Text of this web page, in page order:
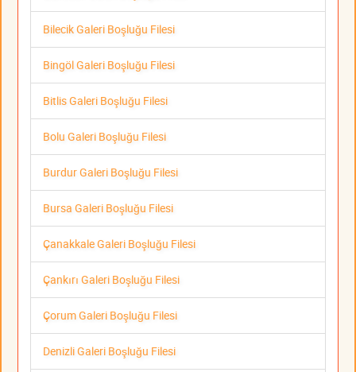
Bilecik Galeri Boşluğu Filesi
Bingöl Galeri Boşluğu Filesi
Bitlis Galeri Boşluğu Filesi
Bolu Galeri Boşluğu Filesi
Burdur Galeri Boşluğu Filesi
Bursa Galeri Boşluğu Filesi
Çanakkale Galeri Boşluğu Filesi
Çankırı Galeri Boşluğu Filesi
Çorum Galeri Boşluğu Filesi
Denizli Galeri Boşluğu Filesi